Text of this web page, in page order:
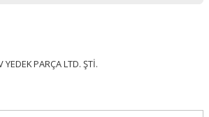
PARÇA LTD. ŞTİ.